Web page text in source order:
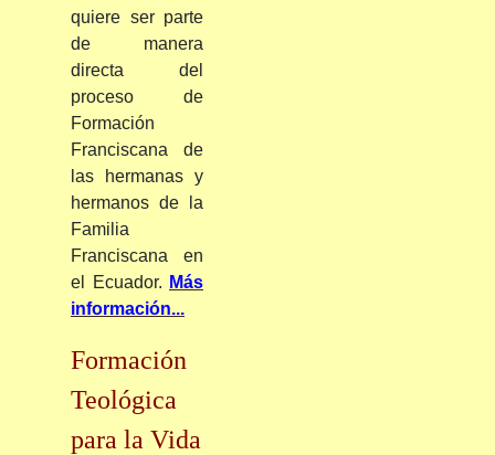
quiere ser parte
de manera
directa del
proceso de
Formación
Franciscana de
las hermanas y
hermanos de la
Familia
Franciscana en
el Ecuador. Más
información...
Formación
Teológica
para la Vida